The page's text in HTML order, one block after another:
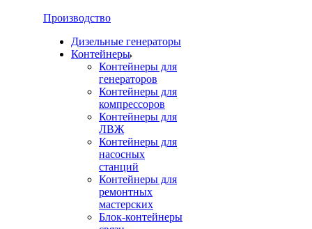
Производство
Дизельные генераторы
Контейнеры
Контейнеры для
генераторов
Контейнеры для
компрессоров
Контейнеры для
ЛВЖ
Контейнеры для
насосных
станций
Контейнеры для
ремонтных
мастерских
Блок-контейнеры